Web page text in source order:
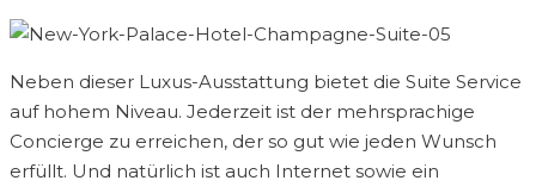
Neben dieser Luxus-Ausstattung bietet die Suite Service
auf hohem Niveau. Jederzeit ist der mehrsprachige
Concierge zu erreichen, der so gut wie jeden Wunsch
erfüllt. Und natürlich ist auch Internet sowie ein